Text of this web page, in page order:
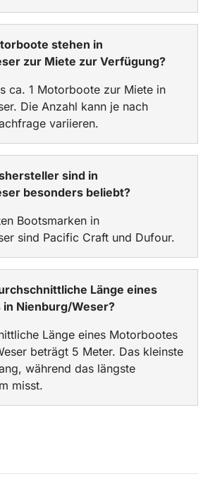
stehen in
zur Miete zur Verfügung?
ca. 1 Motorboote zur Miete in
Die Anzahl kann je nach
variieren.
sind in
besonders beliebt?
Bootsmarken in
sind Pacific Craft und Dufour.
Länge eines
Nienburg/Weser?
Länge eines Motorbootes
beträgt 5 Meter. Das kleinste
während das längste
misst.